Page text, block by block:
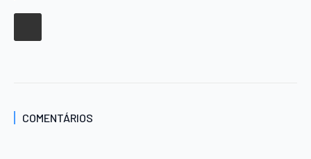
COMENTÁRIOS